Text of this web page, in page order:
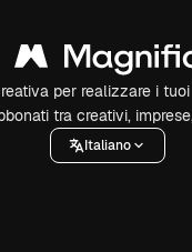
per realizzare i
tra creativi,
Italiano